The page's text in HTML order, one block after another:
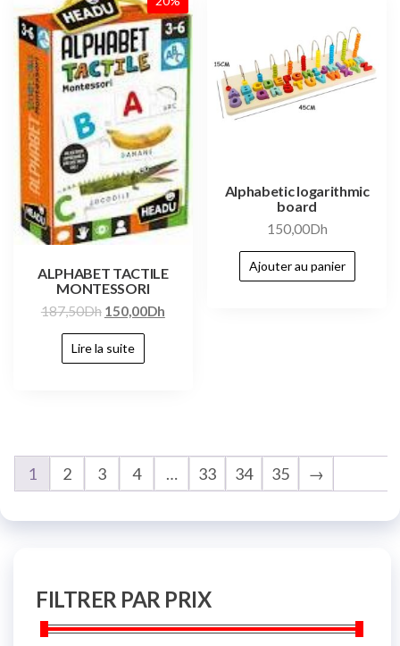
ALPHABET TACTILE
MONTESSORI
187,50Dh 150,00Dh
Lire la suite
Alphabetic logarithmic
board
150,00Dh
Ajouter au panier
1 2 3 4 … 33 34 35 →
FILTRER PAR PRIX